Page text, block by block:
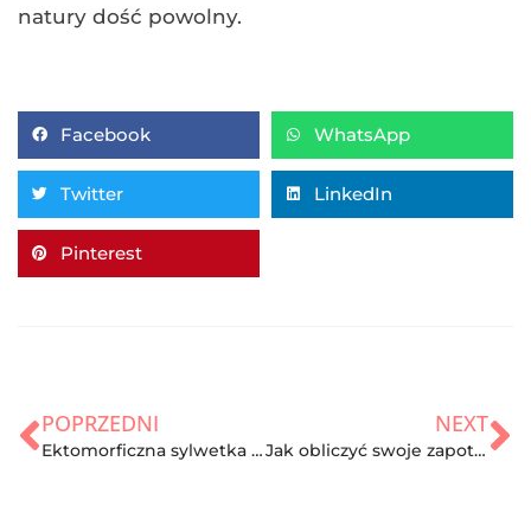
natury dość powolny.
Facebook WhatsApp
Twitter LinkedIn
Pinterest
POPRZEDNI
Ektomorficzna sylwetka ciała – Prawdy i mity
NEXT
Jak obliczyć swoje zapotrzebowanie na kalorie?